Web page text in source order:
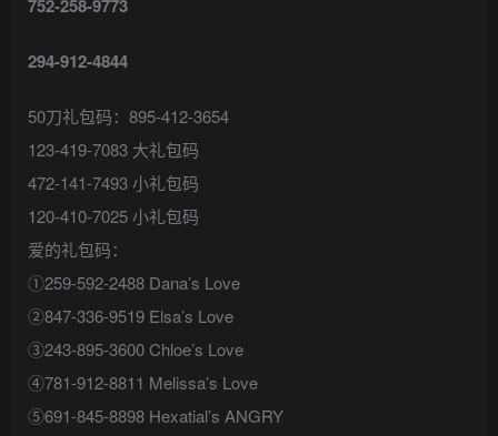
752-258-9773
294-912-4844
50刀礼包码：895-412-3654
123-419-7083 大礼包码
472-141-7493 小礼包码
120-410-7025 小礼包码
爱的礼包码：
①259-592-2488 Dana’s Love
②847-336-9519 Elsa’s Love
③243-895-3600 Chloe’s Love
④781-912-8811 Melissa’s Love
⑤691-845-8898 Hexatial’s ANGRY